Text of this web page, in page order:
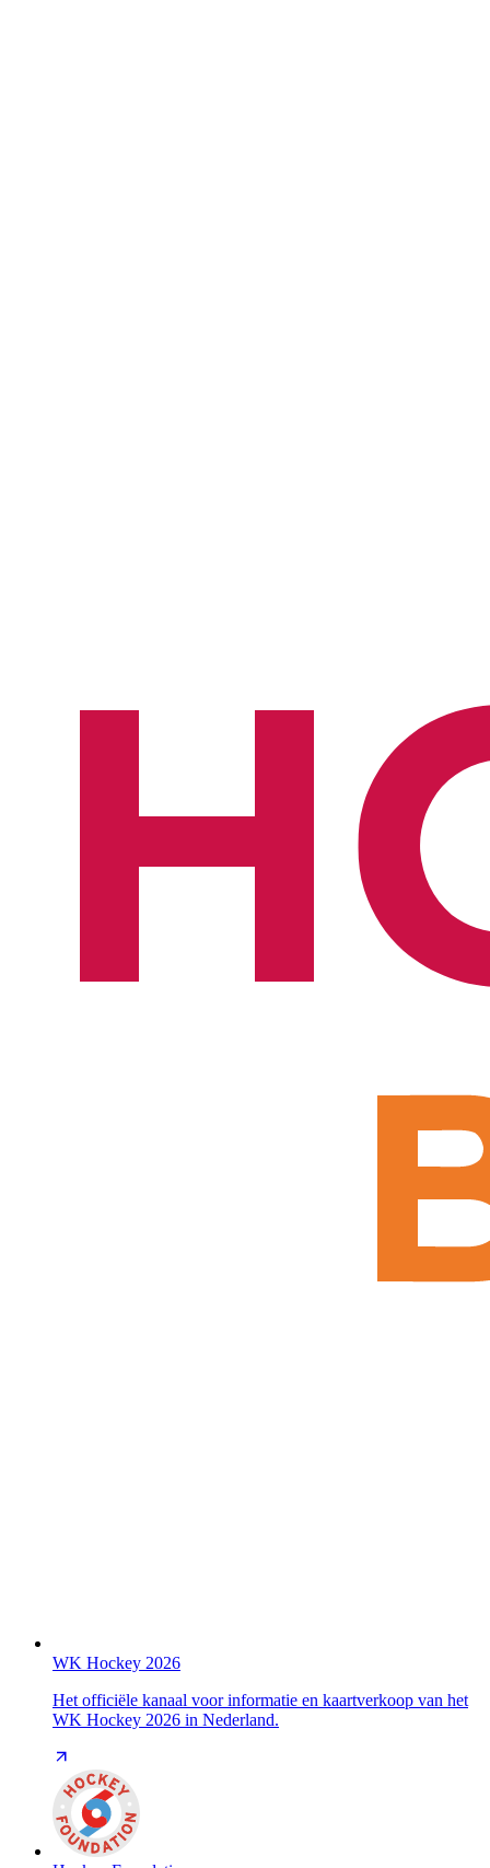
WK Hockey 2026
Het officiële kanaal voor informatie en kaartverkoop van het
WK Hockey 2026 in Nederland.